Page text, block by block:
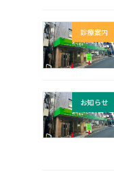
診療案内
お知らせ